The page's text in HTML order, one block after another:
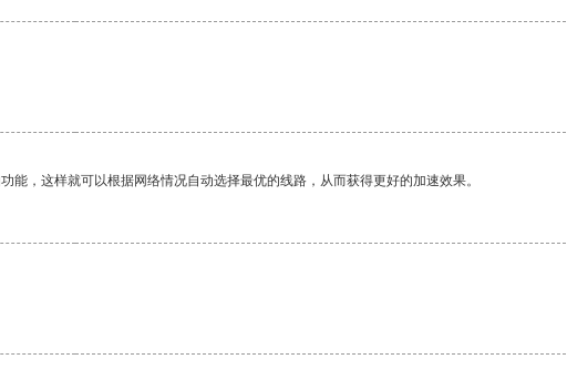
，这样就可以根据网络情况自动选择最优的线路，从而获得更好的加速效果。